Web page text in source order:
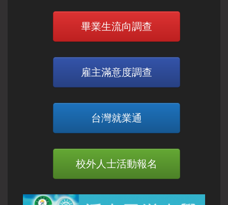
畢業生流向調查
雇主滿意度調查
台灣就業通
校外人士活動報名